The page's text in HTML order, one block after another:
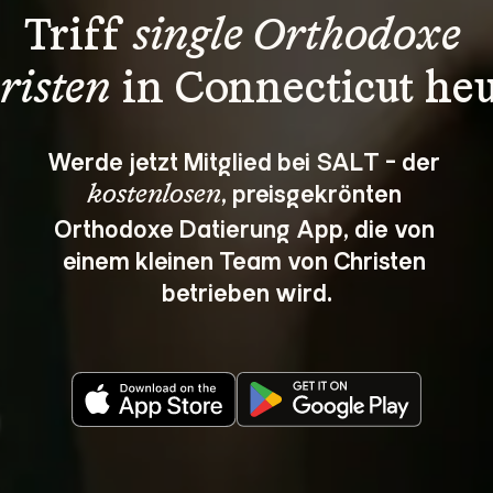
Triff single Orthodoxe
in Connecticut
Werde jetzt Mitglied bei SALT - der
kostenlosen, preisgekrönten
Orthodoxe Datierung App, die von
einem kleinen Team von Christen
betrieben wird.